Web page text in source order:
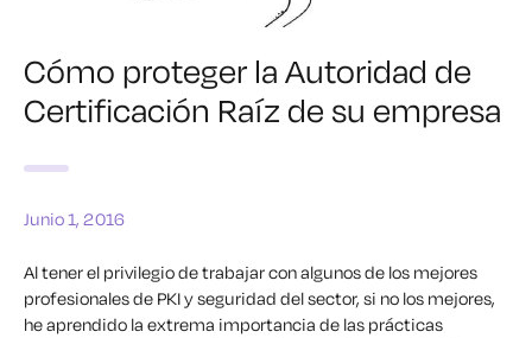
Cómo proteger la Autoridad de
Certificación Raíz de su empresa
Junio 1, 2016
Al tener el privilegio de trabajar con algunos de los mejores
profesionales de PKI y seguridad del sector, si no los mejores,
he aprendido la extrema importancia de las prácticas